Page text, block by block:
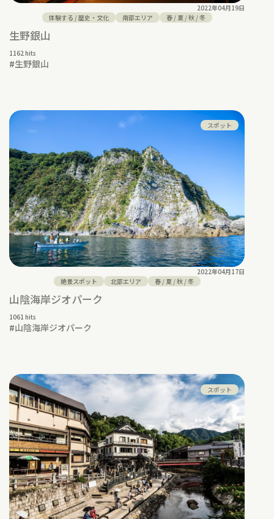
2022年04月19日
体験する /歴史・文化 南部エリア 春/ 夏/秋/冬
生野銀山
1162 hits
#生野銀山
スポット
2022年04月17日
絶景スポット
北部エリア 春/ 夏/秋/冬
山陰海岸ジオパーク
1061 hits
#山陰海岸ジオパーク
スポット